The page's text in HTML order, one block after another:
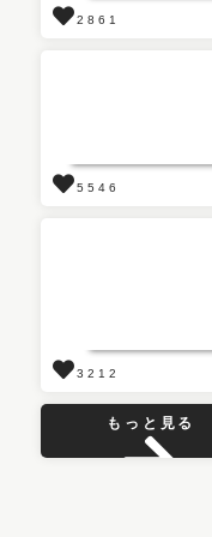
2861
5546
3212
もっと見る